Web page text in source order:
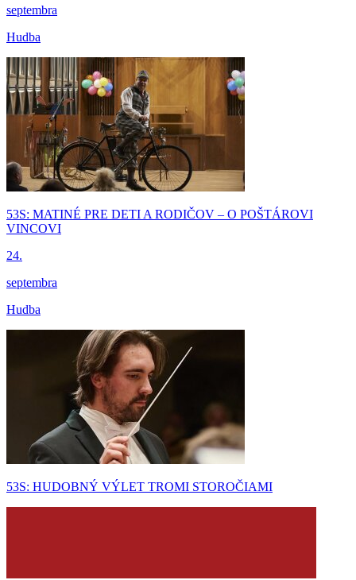
septembra
Hudba
53S: MATINÉ PRE DETI A RODIČOV – O POŠTÁROVI
VINCOVI
24.
septembra
Hudba
53S: HUDOBNÝ VÝLET TROMI STOROČIAMI